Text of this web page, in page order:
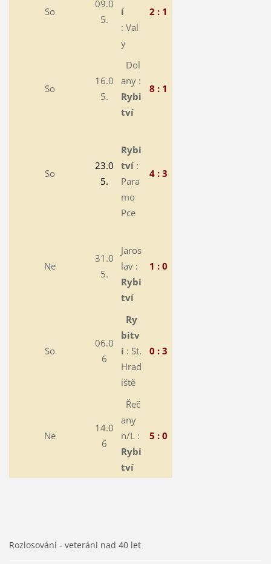
So
09.0
5.
í
: Val
y
2 : 1
So
16.0
5.
Dol
any :
Rybi
tví
8 : 1
So
23.0
5.
Rybi
tví:
Para
mo
Pce
4 : 3
Ne
31.0
5.
Jaros
lav :
Rybi
tví
1 : 0
So
06.0
6
Ry
bitv
í: St.
Hrad
iště
0 : 3
Ne
14.0
6
Řeč
any
n/L :
Rybi
tví
5 : 0
Rozlosování - veteráni nad 40 let